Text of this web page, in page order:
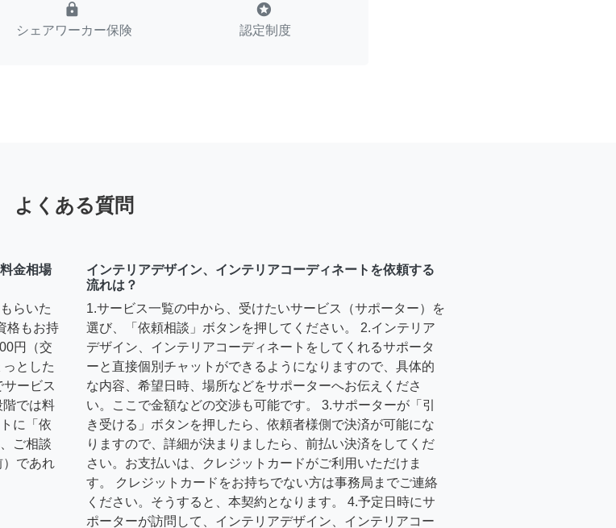
lock
シェアワーカー保険
stars
認定制度
よくある質問
金相場
らいた
格もお持
円（交
とした
ービス
階では料
に「依
ご相談
であれ
インテリアデザイン、インテリアコーディネートを依頼する
流れは？
1.サービス一覧の中から、受けたいサービス（サポーター）を
選び、「依頼相談」ボタンを押してください。 2.インテリア
デザイン、インテリアコーディネートをしてくれるサポータ
ーと直接個別チャットができるようになりますので、具体的
な内容、希望日時、場所などをサポーターへお伝えくださ
い。ここで金額などの交渉も可能です。 3.サポーターが「引
き受ける」ボタンを押したら、依頼者様側で決済が可能にな
りますので、詳細が決まりましたら、前払い決済をしてくだ
さい。お支払いは、クレジットカードがご利用いただけま
す。 クレジットカードをお持ちでない方は事務局までご連絡
ください。そうすると、本契約となります。 4.予定日時にサ
ポーターが訪問して、インテリアデザイン、インテリアコー